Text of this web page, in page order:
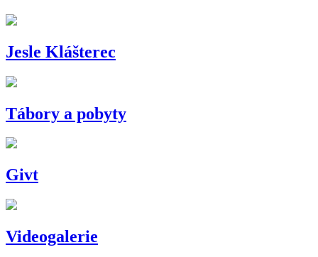
Jesle Klášterec
Tábory a pobyty
Givt
Videogalerie